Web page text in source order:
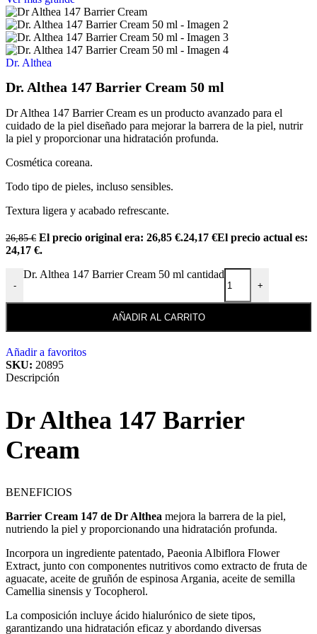
Dr. Althea
Dr. Althea 147 Barrier Cream 50 ml
Dr Althea 147 Barrier Cream es un producto avanzado para el
cuidado de la piel diseñado para mejorar la barrera de la piel, nutrir
la piel y proporcionar una hidratación profunda.
Cosmética coreana.
Todo tipo de pieles, incluso sensibles.
Textura ligera y acabado refrescante.
26,85€ El precio original era: 26,85 €.24,17 €El precio actual es:
24,17 €.
-
Dr. Althea 147 Barrier Cream 50 ml cantidad
+
AÑADIR AL CARRITO
Añadir a favoritos
SKU: 20895
Descripción
Dr Althea 147 Barrier
Cream
BENEFICIOS
Barrier Cream 147 de Dr Althea mejora la barrera de la piel,
nutriendo la piel y proporcionando una hidratación profunda.
Incorpora un ingrediente patentado, Paeonia Albiflora Flower
Extract, junto con componentes nutritivos como extracto de fruta de
aguacate, aceite de gruñón de espinosa Argania, aceite de semilla
Camellia sinensis y Tocopherol.
La composición incluye ácido hialurónico de siete tipos,
garantizando una hidratación eficaz y abordando diversas